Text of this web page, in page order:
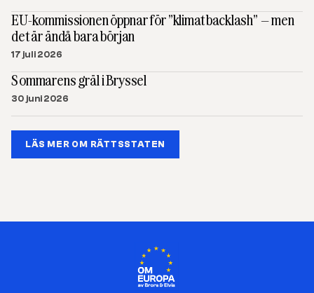
EU-kommissionen öppnar för ”klimat backlash” – men
det är ändå bara början
17 juli 2026
Sommarens gräl i Bryssel
30 juni 2026
LÄS MER OM RÄTTSSTATEN